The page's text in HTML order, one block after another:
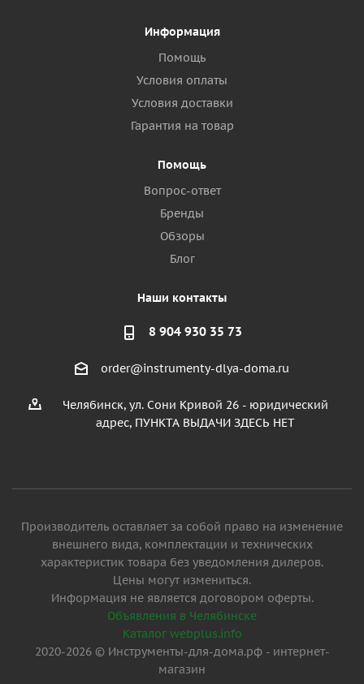
Информация
Помощь
Условия оплаты
Условия доставки
Гарантия на товар
Помощь
Вопрос-ответ
Бренды
Обзоры
Блог
Наши контакты
8 904 930 35 73
order@instrumenty-dlya-doma.ru
Челябинск, ул. Сони Кривой 26 - юридический
адрес, ПУНКТА ВЫДАЧИ ЗДЕСЬ НЕТ
Производитель оставляет за собой право на изменение
внешнего вида, комплектации и технических
характеристик товара без уведомления дилеров.
Цены могут измениться.
Информация не является договором оферты.
Объявления в Челябинске
Каталог webplus.info
2020-2026 © Инструменты-для-дома.рф - интернет-
магазин